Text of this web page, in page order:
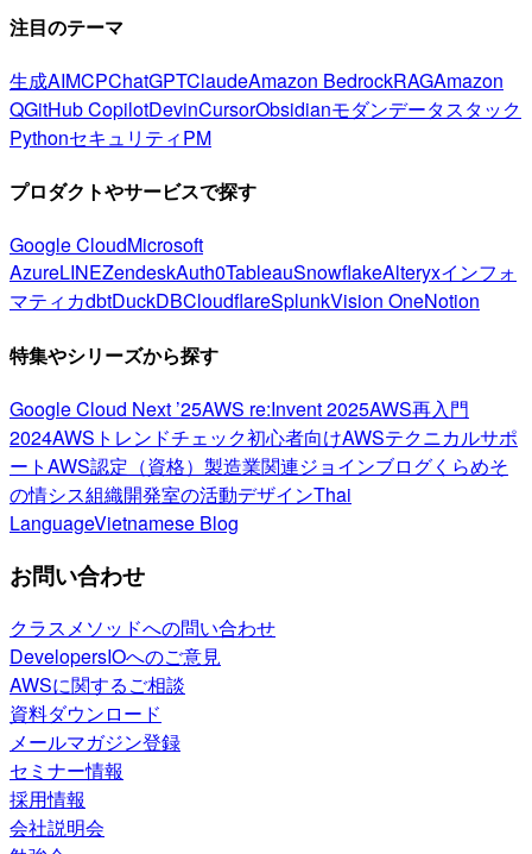
注目のテーマ
生成AIMCPChatGPTClaudeAmazon BedrockRAGAmazon
QGitHub CopilotDevinCursorObsidianモダンデータスタック
PythonセキュリティPM
プロダクトやサービスで探す
Google CloudMicrosoft
AzureLINEZendeskAuth0TableauSnowflakeAlteryxインフォ
マティカdbtDuckDBCloudflareSplunkVision OneNotion
特集やシリーズから探す
Google Cloud Next ’25AWS re:Invent 2025AWS再入門
2024AWSトレンドチェック初心者向けAWSテクニカルサポ
ートAWS認定（資格） 製造業関連ジョインブログくらめそ
の情シス組織開発室の活動デザインThai
LanguageVietnamese Blog
お問い合わせ
クラスメソッドへの問い合わせ
DevelopersIOへのご意見
AWSに関するご相談
資料ダウンロード
メールマガジン登録
セミナー情報
採用情報
会社説明会